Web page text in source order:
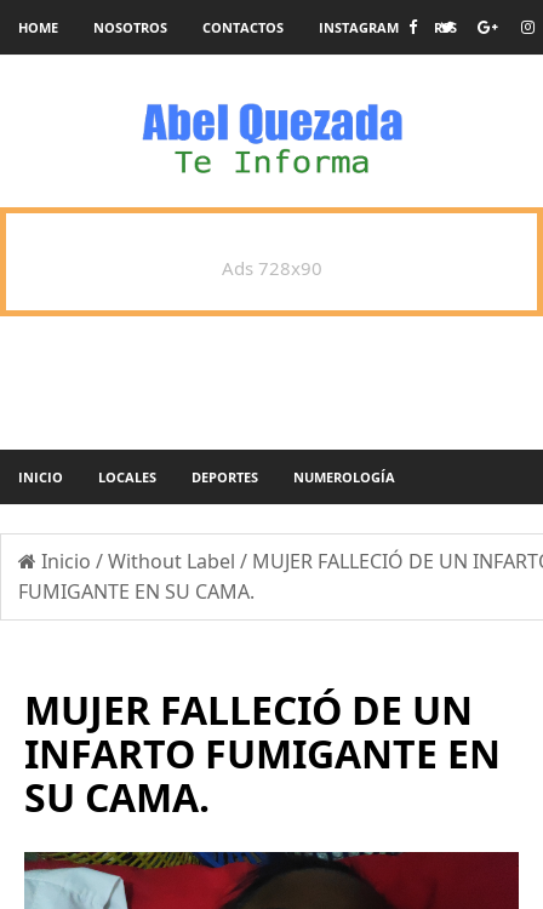
HOME NOSOTROS CONTACTOS INSTAGRAM RSS
Ads 728x90
INICIO LOCALES DEPORTES NUMEROLOGÍA
Inicio /Without Label / MUJER FALLECIÓ DE UN
FUMIGANTE EN SU CAMA.
MUJER FALLECIÓ DE UN
INFARTO FUMIGANTE EN
SU CAMA.